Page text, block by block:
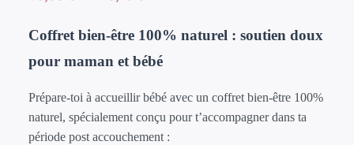
client
prix :
à
70,16 €
Coffret bien-être 100% naturel : soutien doux
pour maman et bébé
Prépare-toi à accueillir bébé avec un coffret bien-être 100%
naturel, spécialement conçu pour t’accompagner dans ta
période post accouchement :